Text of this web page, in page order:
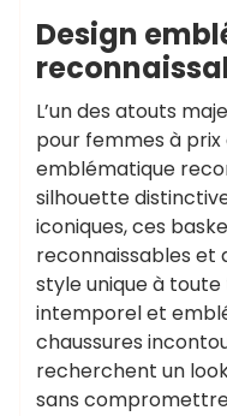
Design
L’un des atouts
pour femmes à
emblématique
silhouette
iconiques, ces
reconnaissables
style unique à toute
intemporel et
chaussures
recherchent un
sans